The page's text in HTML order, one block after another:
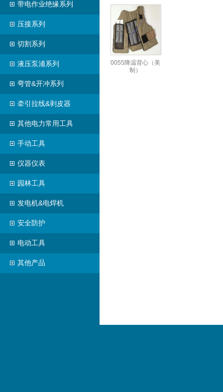
带电作业绝缘系列
压接系列
切割系列
液压泵浦系列
弯管&开冲系列
牵引拉线&剥皮器
其他电力常用工具
手动工具
仪器仪表
园林工具
发电机&电焊机
安全防护
电动工具
其他产品
0055降温背心（美
制）